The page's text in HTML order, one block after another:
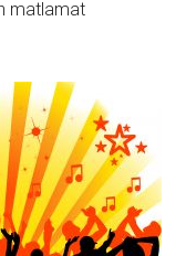
matlamat